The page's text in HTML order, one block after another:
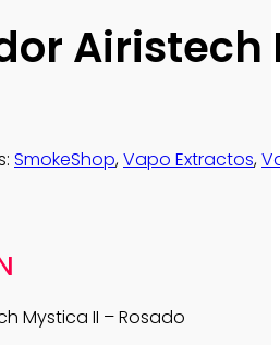
Airistech
SmokeShop,Vapo Extractos,
Mystica II – Rosado